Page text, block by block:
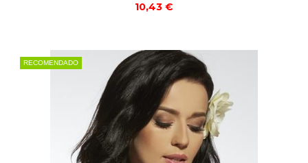
10,43 €
RECOMENDADO